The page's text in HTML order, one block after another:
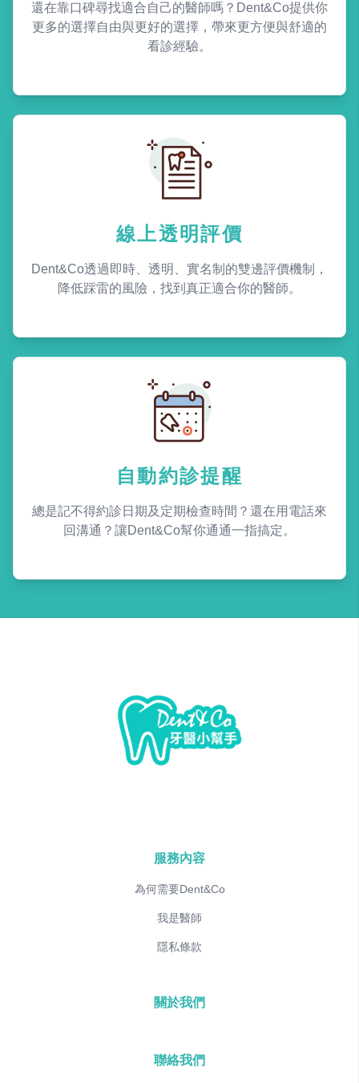
還在靠口碑尋找適合自己的醫師嗎？Dent&Co提供你
更多的選擇自由與更好的選擇，帶來更方便與舒適的
看診經驗。
線上透明評價
Dent&Co透過即時、透明、實名制的雙邊評價機制，
降低踩雷的風險，找到真正適合你的醫師。
自動約診提醒
總是記不得約診日期及定期檢查時間？還在用電話來
回溝通？讓Dent&Co幫你通通一指搞定。
服務內容
為何需要Dent&Co
我是醫師
隱私條款
關於我們
聯絡我們